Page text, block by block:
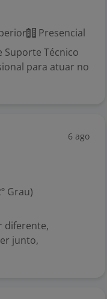
Presencial
Suporte Técnico
para atuar no
6 ago
Grau)
diferente,
junto,